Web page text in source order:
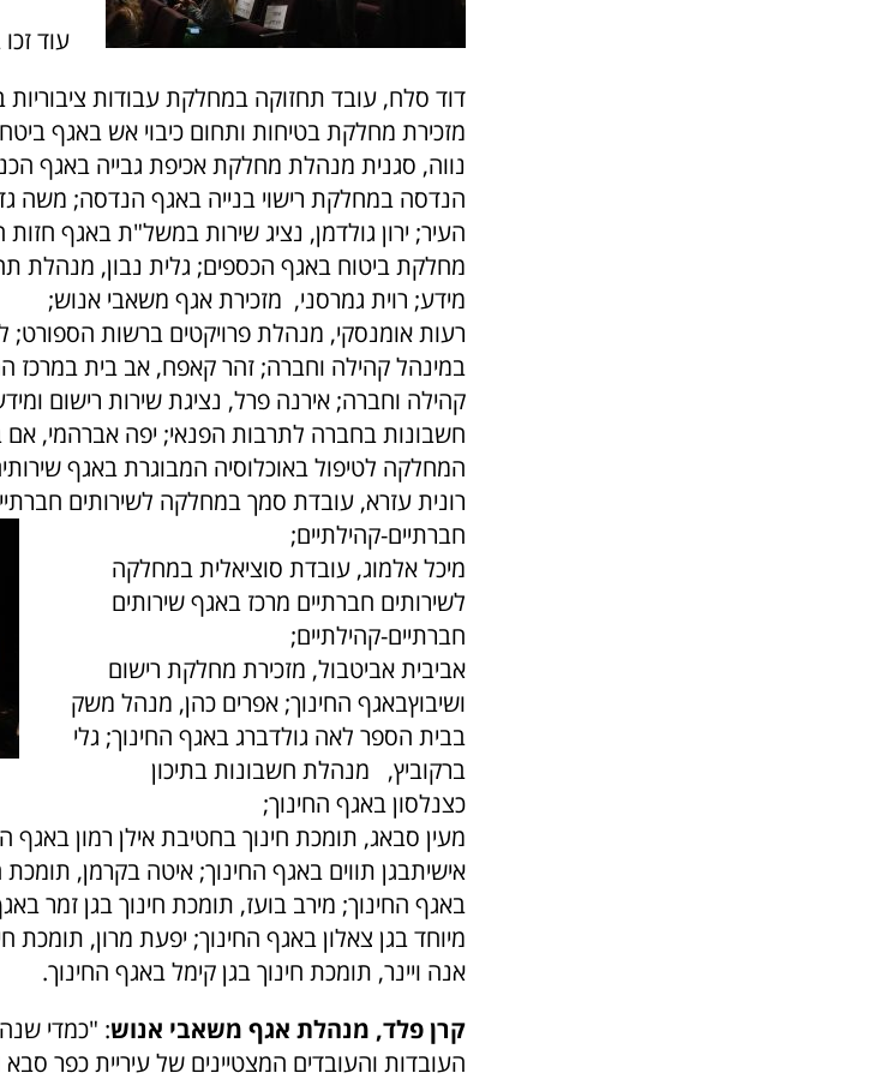
עוד
דוד סלח, עובד תחזוקה במחלקת עבודות
מזכירת מחלקת בטיחות ותחום כיבוי אש באגף
נווה, סגנית מנהלת מחלקת אכיפת גבייה באגף
הנדסה במחלקת רישוי בנייה באגף הנדסה; משה
העיר; ירון גולדמן, נציג שירות במשל"ת באגף
מחלקת ביטוח באגף הכספים; גלית נבון, מנהלת
מידע; רוית גמרסני, מזכירת אגף משאבי אנוש;
רעות אומנסקי, מנהלת פרויקטים ברשות הספורט;
קהילה וחברה; אירנה פרל, נציגת שירות רישום
חשבונות בחברה לתרבות הפנאי; יפה אברהמי, אם
המחלקה לטיפול באוכלוסיה המבוגרת באגף
רונית עזרא, עובדת סמך במחלקה לשירותים
חברתיים-קהילתיים;
מיכל אלמוג, עובדת סוציאלית במחלקה
לשירותים חברתיים מרכז באגף שירותים
חברתיים-קהילתיים;
אביבית אביטבול, מזכירת מחלקת רישום
ושיבוץבאגף החינוך; אפרים כהן, מנהל משק
בבית הספר לאה גולדברג באגף החינוך; גלי
ברקוביץ, מנהלת חשבונות בתיכון
כצנלסון באגף החינוך;
מעין סבאג, תומכת חינוך בחטיבת אילן רמון באגף
אישיתבגן תווים באגף החינוך; איטה בקרמן, תומכת
באגף החינוך; מירב בועז, תומכת חינוך בגן זמר
מיוחד בגן צאלון באגף החינוך; יפעת מרון, תומכת
אנה ויינר, תומכת חינוך בגן קימל באגף החינוך.
קרן פלד, מנהלת אגף משאבי אנוש: "כמדי
העובדות והעובדים המצטיינים של עיריית כפר